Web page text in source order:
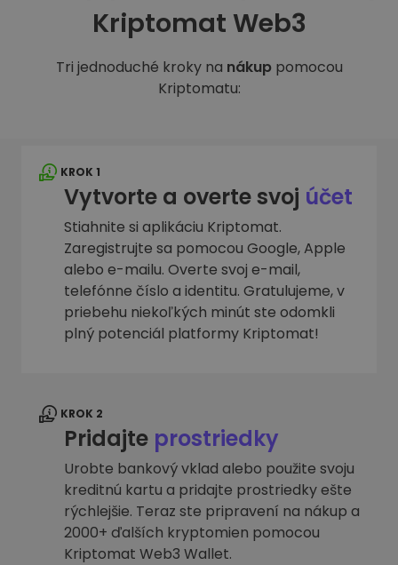
Kriptomat Web3
Tri jednoduché kroky na nákup pomocou
Kriptomatu:
KROK 1
Vytvorte a overte svoj účet
Stiahnite si aplikáciu Kriptomat.
Zaregistrujte sa pomocou Google, Apple
alebo e-mailu. Overte svoj e-mail,
telefónne číslo a identitu. Gratulujeme, v
priebehu niekoľkých minút ste odomkli
plný potenciál platformy Kriptomat!
KROK 2
Pridajte prostriedky
Urobte bankový vklad alebo použite svoju
kreditnú kartu a pridajte prostriedky ešte
rýchlejšie. Teraz ste pripravení na nákup a
2000+ ďalších kryptomien pomocou
Kriptomat Web3 Wallet.